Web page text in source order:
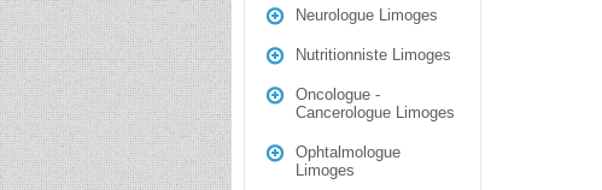
Neurologue Limoges
Nutritionniste Limoges
Oncologue -
Cancerologue Limoges
Ophtalmologue
Limoges